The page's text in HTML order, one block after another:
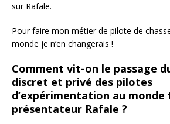
sur Rafale.
Pour faire mon métier de pilote de
monde je n’en changerais !
Comment vit-on le passage
discret et privé des pilotes
d’expérimentation au monde
présentateur Rafale ?